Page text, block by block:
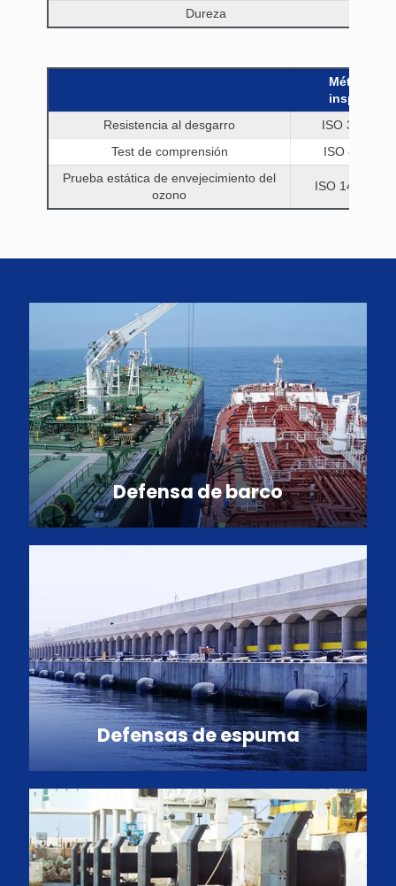
Dureza
Métodos
inspección
Resistencia al desgarro
ISO 34-
Test de comprensión
ISO
Prueba estática de envejecimiento del
ozono
ISO 1431-
Defensa de barco
Defensas de espuma